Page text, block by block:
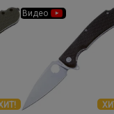
Видео